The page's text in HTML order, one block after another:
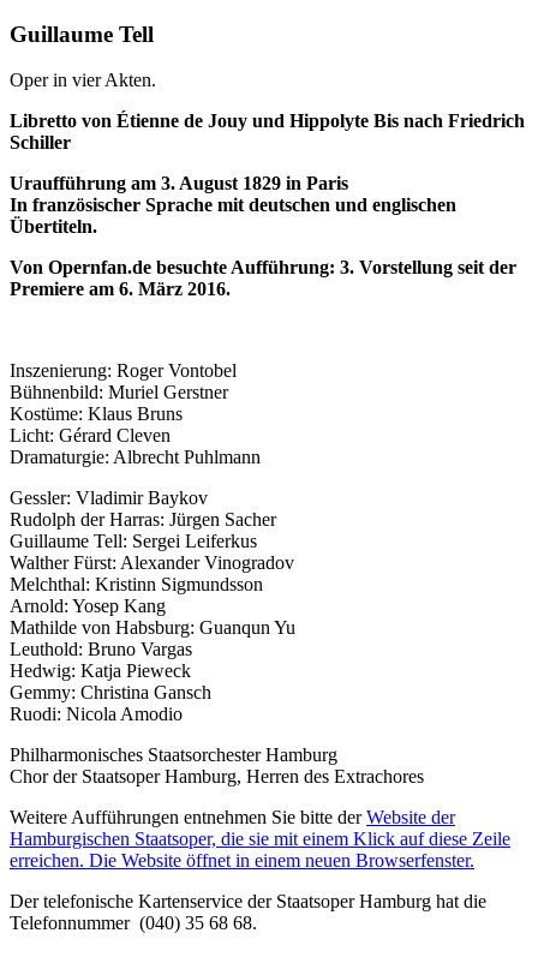
Guillaume Tell
Oper in vier Akten.
Libretto von Étienne de Jouy und Hippolyte Bis nach Friedrich
Schiller
Uraufführung am 3. August 1829 in Paris
In französischer Sprache mit deutschen und englischen
Übertiteln.
Von Opernfan.de besuchte Aufführung: 3. Vorstellung seit der
Premiere am 6. März 2016.
Inszenierung: Roger Vontobel
Bühnenbild: Muriel Gerstner
Kostüme: Klaus Bruns
Licht: Gérard Cleven
Dramaturgie: Albrecht Puhlmann
Gessler: Vladimir Baykov
Rudolph der Harras: Jürgen Sacher
Guillaume Tell: Sergei Leiferkus
Walther Fürst: Alexander Vinogradov
Melchthal: Kristinn Sigmundsson
Arnold: Yosep Kang
Mathilde von Habsburg: Guanqun Yu
Leuthold: Bruno Vargas
Hedwig: Katja Pieweck
Gemmy: Christina Gansch
Ruodi: Nicola Amodio
Philharmonisches Staatsorchester Hamburg
Chor der Staatsoper Hamburg, Herren des Extrachores
Weitere Aufführungen entnehmen Sie bitte derWebsite der
Hamburgischen Staatsoper, die sie mit einem Klick auf diese Zeile
erreichen. Die Website öffnet in einem neuen Browserfenster.
Der telefonische Kartenservice der Staatsoper Hamburg hat die
Telefonnummer (040) 35 68 68.